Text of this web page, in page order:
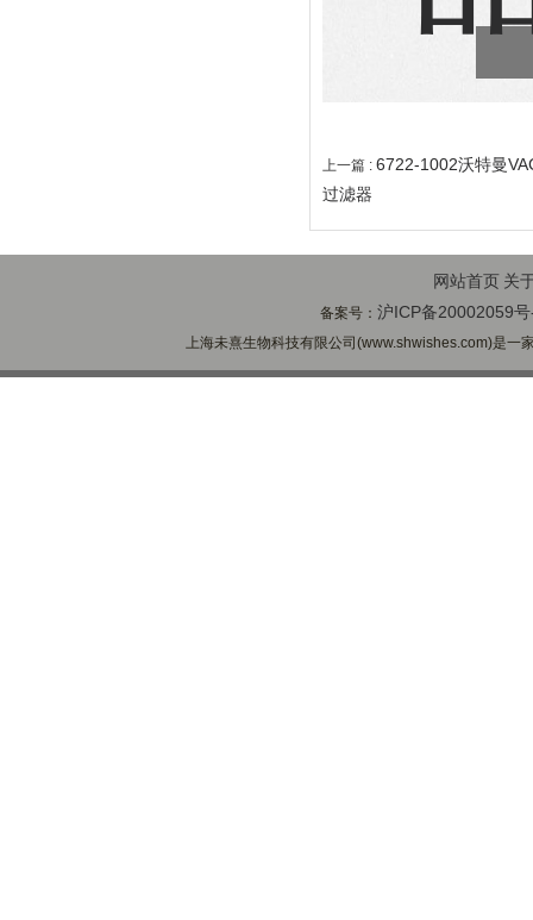
上一篇 : 6722-1002沃特曼
过滤器
网站首页 关
备案号：沪ICP备20002059
上海未熹生物科技有限公司(www.shwishes.com)是一